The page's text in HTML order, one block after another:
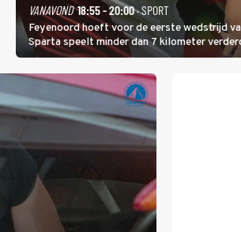
VANAVOND 18:55 - 20:00· SPORT
Feyenoord hoeft voor de eerste wedstrijd
Sparta speelt minder dan 7 kilometer
Ferri aan van KVC Westerlo uit België.